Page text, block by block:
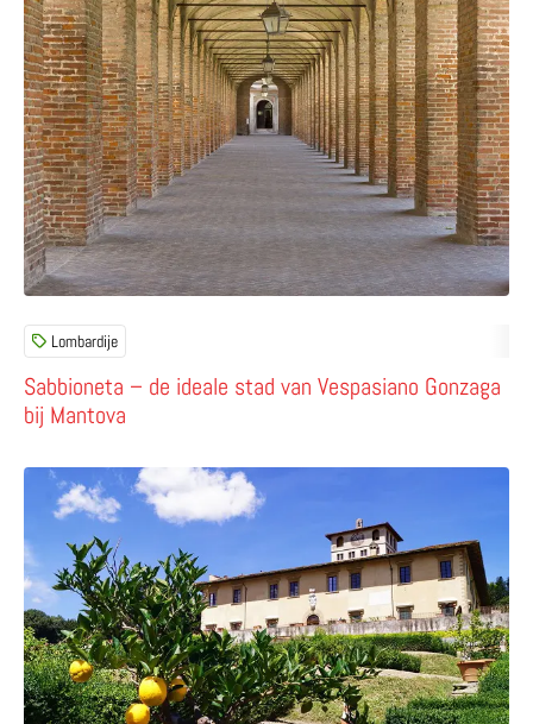
Sabbioneta – de ideale stad van Vespasiano Gonzaga
bij Mantova
Lombardije
Lees meer over Ontdek de villa’s van De’ Medici in